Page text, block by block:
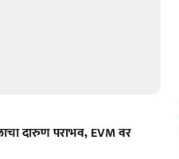
दारुण पराभव, EVM वर